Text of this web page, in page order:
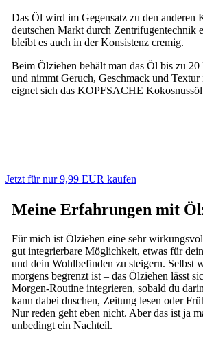
Das Öl wird im Gegensatz zu den anderen
deutschen Markt durch Zentrifugentechnik
bleibt es auch in der Konsistenz cremig.
Beim Ölziehen behält man das Öl bis zu
und nimmt Geruch, Geschmack und
eignet sich das KOPFSACHE
Jetzt für nur 9,99 EUR kaufen
Meine Erfahrungen mit
Für mich ist Ölziehen eine sehr
gut integrierbare Möglichkeit, etwas für
und dein Wohlbefinden zu steigern. Selbst
morgens begrenzt ist – das Ölziehen lässt
Morgen-Routine integrieren, sobald du
kann dabei duschen, Zeitung lesen oder
Nur reden geht eben nicht. Aber das ist ja
unbedingt ein Nachteil.